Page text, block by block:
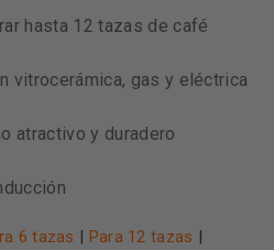
hasta 12 tazas de café
vitrocerámica, gas y eléctrica
atractivo y duradero
6 tazas | Para 12 tazas |